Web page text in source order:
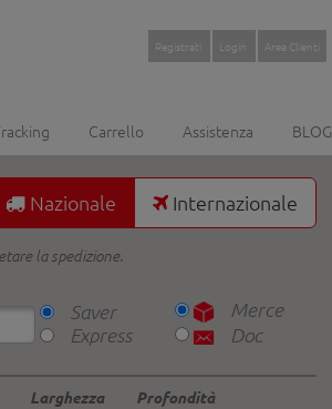
Registrati Login Area Clienti
Carrello Assistenza BLOG
Nazionale Internazionale
la spedizione.
Saver
Express
Merce
Doc
Larghezza Profondità